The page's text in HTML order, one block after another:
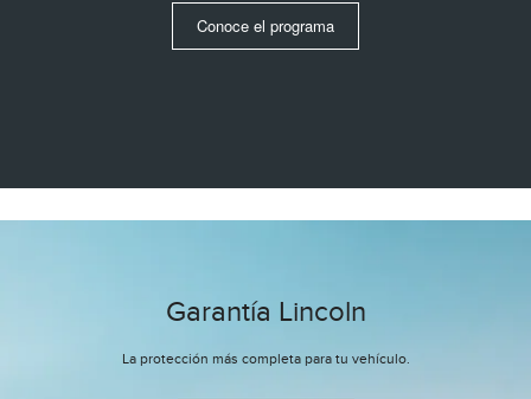
Conoce el programa
Garantía Lincoln
La protección más completa para tu vehículo.